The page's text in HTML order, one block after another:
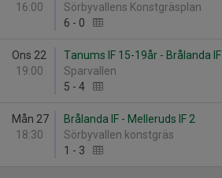
16:00
Sörbyvallens Konstgräsplan
6 - 0
Ons 22
19:00
Tanums IF 15-19år - Brålanda IF
Sparvallen
5 - 4
Mån 27
18:30
Brålanda IF - Melleruds IF 2
Sörbyvallen konstgräs
1 - 3